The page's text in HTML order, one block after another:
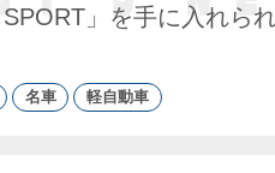
」を手に入れら
名車 軽自動車